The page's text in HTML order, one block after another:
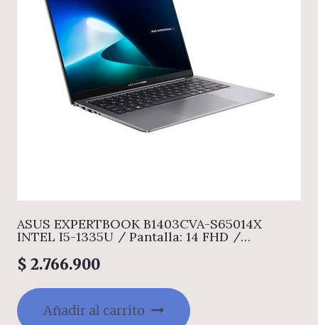
ASUS EXPERTBOOK B1403CVA-S65014X
INTEL I5-1335U / Pantalla: 14 FHD /
/WIN11 PRO / 1 año garantia
$ 2.766.900
Añadir al carrito